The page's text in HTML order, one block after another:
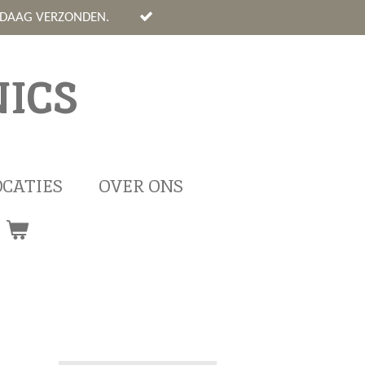
VERZONDEN.
OVER ONS